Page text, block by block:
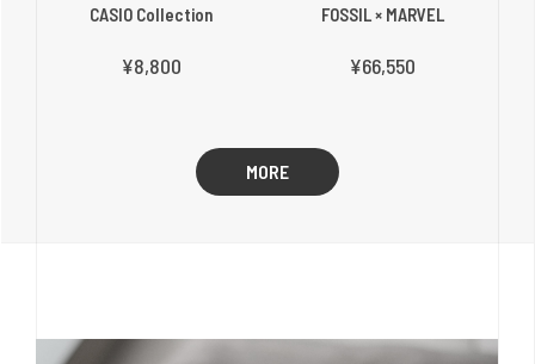
CASIO Collection
¥8,800
FOSSIL × MARVEL
¥66,550
MORE